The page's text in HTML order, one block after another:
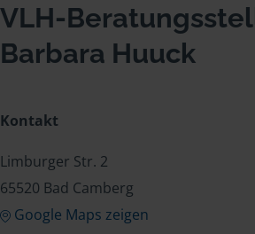
VLH-
Barbara Huuck
Kontakt
Limburger Str. 2
65520 Bad Camberg
Google Maps zeigen